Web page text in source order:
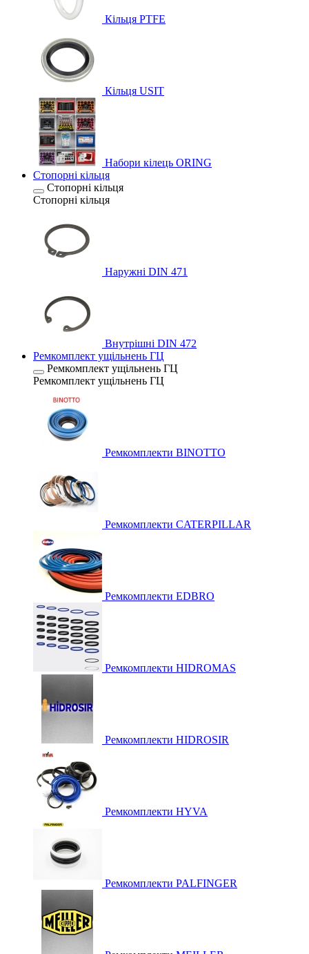
Кільця PTFE
Кільця USIT
Набори кілець ORING
Стопорні кільця
Стопорні кільця
Стопорні кільця
Наружні DIN 471
Внутрішні DIN 472
Ремкомплект ущільнень ГЦ
Ремкомплект ущільнень ГЦ
Ремкомплект ущільнень ГЦ
Ремкомплекти BINOTTO
Ремкомплекти CATERPILLAR
Ремкомплекти EDBRO
Ремкомплекти HIDROMAS
Ремкомплекти HIDROSIR
Ремкомплекти HYVA
Ремкомплекти PALFINGER